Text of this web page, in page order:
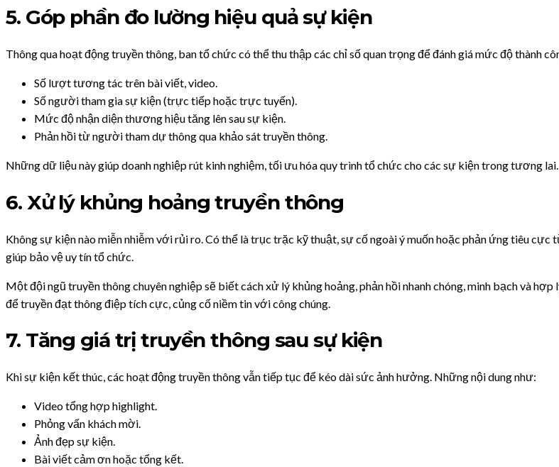
5. Góp phần đo lường hiệu quả sự kiện
Thông qua hoạt động truyền thông, ban tổ chức có thể thu thập các chỉ số quan trọng để đánh giá mức độ thành
Số lượt tương tác trên bài viết, video.
Số người tham gia sự kiện (trực tiếp hoặc trực tuyến).
Mức độ nhận diện thương hiệu tăng lên sau sự kiện.
Phản hồi từ người tham dự thông qua khảo sát truyền thông.
Những dữ liệu này giúp doanh nghiệp rút kinh nghiệm, tối ưu hóa quy trình tổ chức cho các sự kiện trong tương lai.
6. Xử lý khủng hoảng truyền thông
Không sự kiện nào miễn nhiễm với rủi ro. Có thể là trục trặc kỹ thuật, sự cố ngoài ý muốn hoặc phản ứng tiêu cực
giúp bảo vệ uy tín tổ chức.
Một đội ngũ truyền thông chuyên nghiệp sẽ biết cách xử lý khủng hoảng, phản hồi nhanh chóng, minh bạch và
để truyền đạt thông điệp tích cực, củng cố niềm tin với công chúng.
7. Tăng giá trị truyền thông sau sự kiện
Khi sự kiện kết thúc, các hoạt động truyền thông vẫn tiếp tục để kéo dài sức ảnh hưởng. Những nội dung như:
Video tổng hợp highlight.
Phỏng vấn khách mời.
Ảnh đẹp sự kiện.
Bài viết cảm ơn hoặc tổng kết.